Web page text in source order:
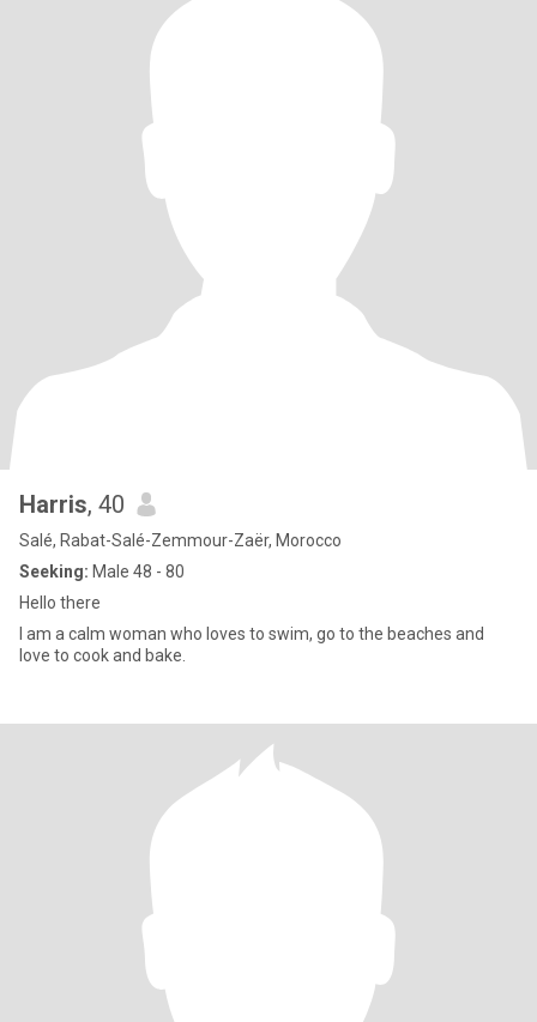
Harris, 40
Salé, Rabat-Salé-Zemmour-Zaër, Morocco
Seeking: Male 48 - 80
Hello there
I am a calm woman who loves to swim, go to the beaches and
love to cook and bake.